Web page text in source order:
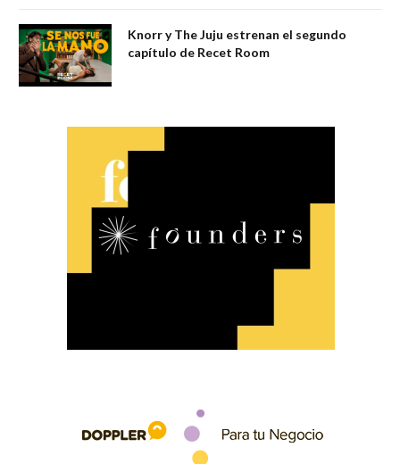
Knorr y The Juju estrenan el segundo
capítulo de Recet Room